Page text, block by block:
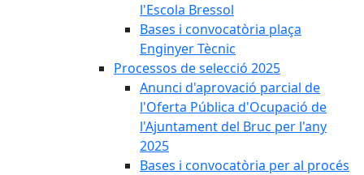
l'Escola Bressol
Bases i convocatòria plaça
Enginyer Tècnic
Processos de selecció 2025
Anunci d'aprovació parcial de
l'Oferta Pública d'Ocupació de
l'Ajuntament del Bruc per l'any
2025
Bases i convocatòria per al procés